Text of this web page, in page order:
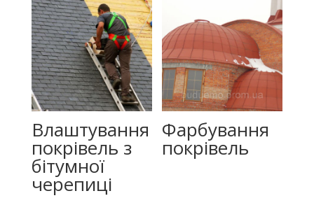
Влаштування
покрівель з
бітумної
черепиці
Фарбування
покрівель